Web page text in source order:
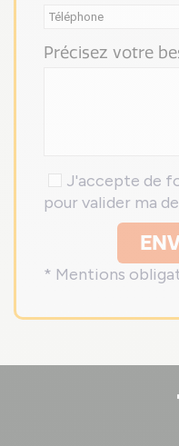
Précisez votre
J'accepte de
pour valider ma
* Mentions